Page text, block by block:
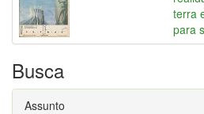
terra
para
Busca
Assunto